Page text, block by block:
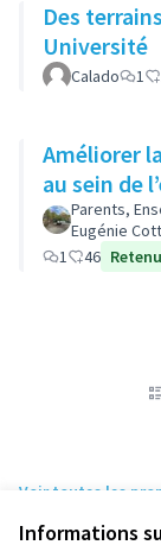
Informations
Des
Université
Calado 1
Améliorer
au sein de
Parents,
Eugénie
1
46
Voir toutes les